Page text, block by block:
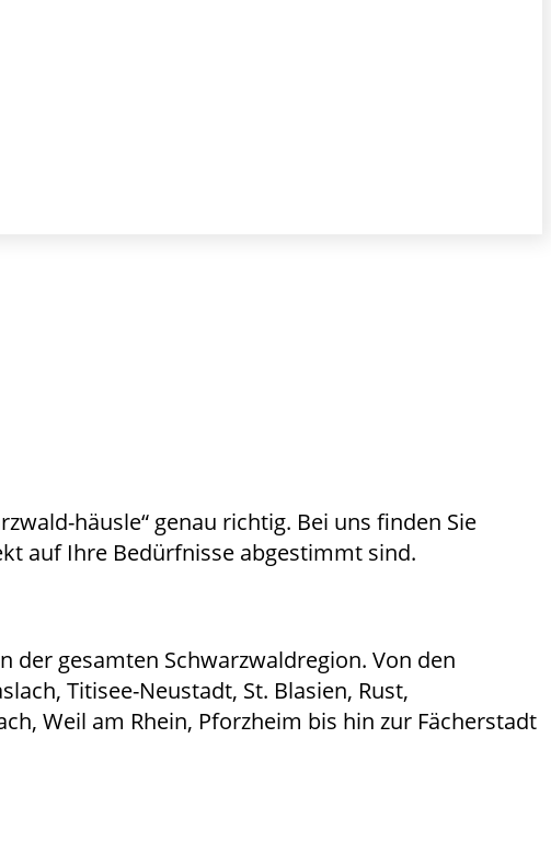
häusle“ genau richtig. Bei uns finden Sie
auf Ihre Bedürfnisse abgestimmt sind.
gesamten Schwarzwaldregion. Von den
Titisee-Neustadt, St. Blasien, Rust,
Weil am Rhein, Pforzheim bis hin zur Fächerstadt